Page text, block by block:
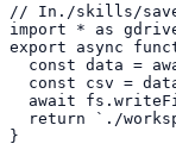
// In./skills/
import * as
export async
const data =
const csv =
await
return `./
}